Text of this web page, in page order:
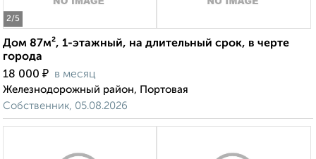
2/5
Дом 87м², 1-этажный, на длительный срок, в черте
города
18 000 ₽ в месяц
Железнодорожный район, Портовая
Собственник, 05.08.2026